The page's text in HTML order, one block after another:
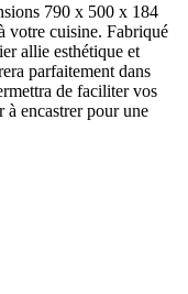
790 x 500 x 184
votre cuisine. Fabriqué
allie esthétique et
parfaitement dans
de faciliter vos
à encastrer pour une